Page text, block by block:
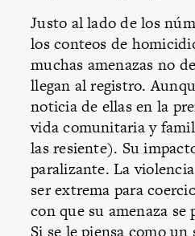
Justo al lado de los
los conteos de
muchas amenazas no
llegan al registro.
noticia de ellas en la
vida comunitaria y
las resiente). Su
paralizante. La
ser extrema para
con que su amenaza
Si se le piensa como un